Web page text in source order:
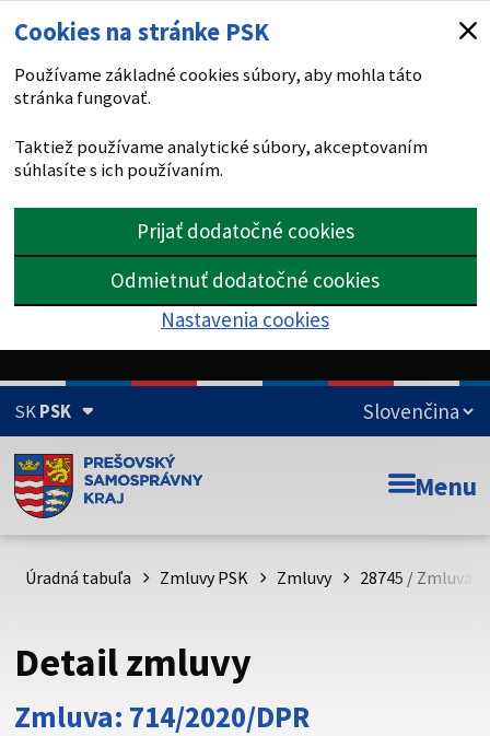
Cookies na stránke PSK
Používame základné cookies súbory, aby mohla táto
stránka fungovať.
Taktiež používame analytické súbory, akceptovaním
súhlasíte s ich používaním.
Prijať dodatočné cookies
Odmietnuť dodatočné cookies
Nastavenia cookies
SKPSK
Doména psk.sk je oficiálna
Toto je oficiálna webová stránka Prešovského
psk.sk.
Buďte pozorní a vždy sa uistite, že zdieľate informácie iba
cez zabezpečenú webovú stránku. Zabezpečená stránka
vždy začína https:// pred názvom domény webového sídla.
Menu
Úradná tabuľa Zmluvy PSK Zmluvy 28745 / Zmluva
Detail zmluvy
Zmluva: 714/2020/DPR